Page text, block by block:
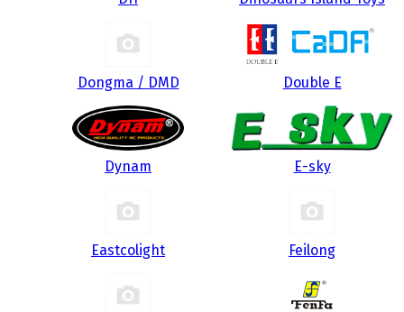
Dongma / DMD Double E
Dynam E-sky
Eastcolight Feilong